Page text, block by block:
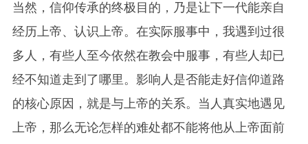
当然，信仰传承的终极目的，乃是让下一代能亲自
经历上帝、认识上帝。在实际服事中，我遇到过很
多人，有些人至今依然在教会中服事，有些人却已
经不知道走到了哪里。影响人是否能走好信仰道路
的核心原因，就是与上帝的关系。当人真实地遇见
上帝，那么无论怎样的难处都不能将他从上帝面前